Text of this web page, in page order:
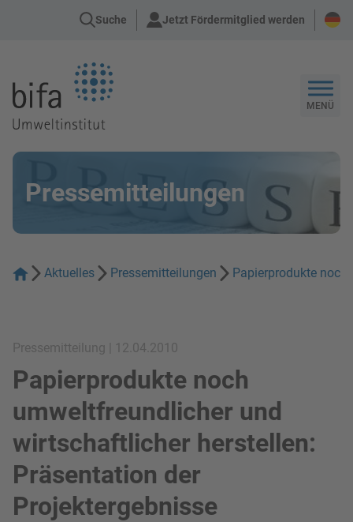
Suche Jetzt Fördermitglied werden
MENÜ
Pressemitteilungen
Aktuelles Pressemitteilungen Papierprodukte
Pressemitteilung | 12.04.2010
Papierprodukte noch
umweltfreundlicher und
wirtschaftlicher herstellen:
Präsentation der
Projektergebnisse